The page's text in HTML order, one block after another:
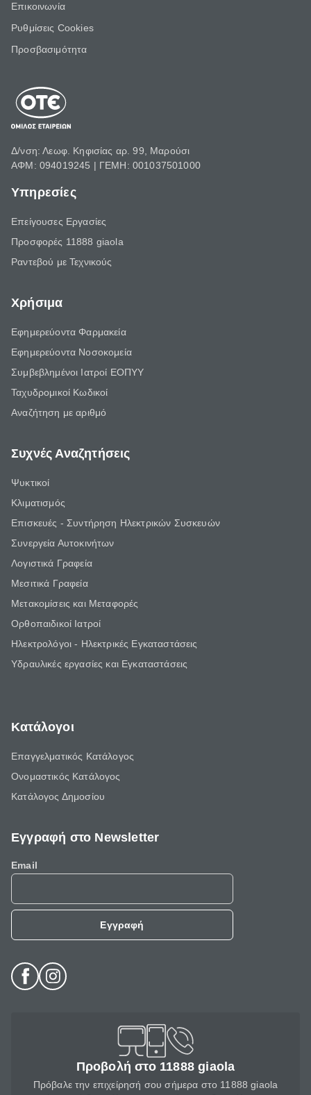
Επικοινωνία
Ρυθμίσεις Cookies
Προσβασιμότητα
Δ/νση: Λεωφ. Κηφισίας αρ. 99, Μαρούσι
ΑΦΜ: 094019245 | ΓΕΜΗ: 001037501000
Υπηρεσίες
Επείγουσες Εργασίες
Προσφορές 11888 giaola
Ραντεβού με Τεχνικούς
Χρήσιμα
Εφημερεύοντα Φαρμακεία
Εφημερεύοντα Νοσοκομεία
Συμβεβλημένοι Ιατροί ΕΟΠΥΥ
Ταχυδρομικοί Κωδικοί
Αναζήτηση με αριθμό
Συχνές Αναζητήσεις
Ψυκτικοί
Κλιματισμός
Επισκευές - Συντήρηση Ηλεκτρικών Συσκευών
Συνεργεία Αυτοκινήτων
Λογιστικά Γραφεία
Μεσιτικά Γραφεία
Μετακομίσεις και Μεταφορές
Ορθοπαιδικοί Ιατροί
Ηλεκτρολόγοι - Ηλεκτρικές Εγκαταστάσεις
Υδραυλικές εργασίες και Εγκαταστάσεις
Κατάλογοι
Επαγγελματικός Κατάλογος
Ονομαστικός Κατάλογος
Κατάλογος Δημοσίου
Εγγραφή στο Newsletter
Email
Εγγραφή
Προβολή στο 11888 giaola
Πρόβαλε την επιχείρησή σου σήμερα στο 11888 giaola